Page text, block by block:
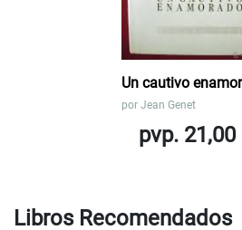
Un cautivo
por Jean Genet
pvp. 21,00
Libros Recomendados